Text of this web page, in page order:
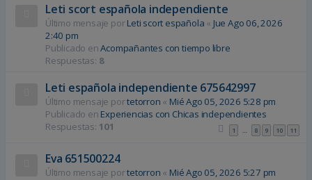
Leti scort española independiente
Último mensaje porLeti scort española « Jue Ago 06, 2026
2:40 pm
Publicado enAcompañantes con tiempo libre
Respuestas: 8
Leti española independiente 675642997
Último mensaje portetorron « Mié Ago 05, 2026 5:28 pm
Publicado en Experiencias con Chicas independientes
Respuestas: 101 1 … 8 9 10 11
Eva 651500224
Último mensaje portetorron « Mié Ago 05, 2026 5:27 pm